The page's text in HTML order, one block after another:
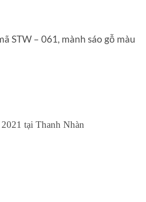
STW – 061, mành sáo gỗ màu